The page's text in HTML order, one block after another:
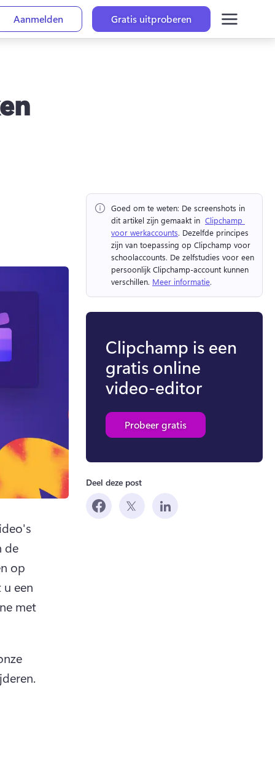
Aanmelden Gratis uitproberen
de
op
een
met
Goed om te weten: De screenshots in
dit artikel zijn gemaakt in ⁠ Clipchamp
voor werkaccounts. Dezelfde principes
zijn van toepassing op Clipchamp voor
schoolaccounts. De zelfstudies voor een
persoonlijk Clipchamp-account kunnen
verschillen. Meer informatie.
Clipchamp is een
gratis online
video-editor
Probeer gratis
Deel deze post